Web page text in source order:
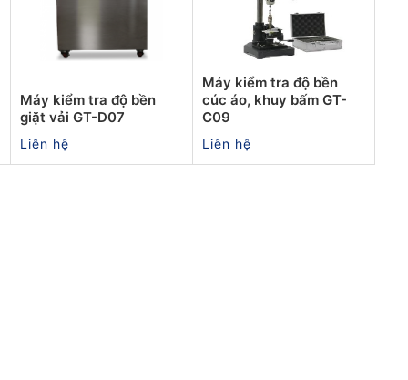
Máy kiểm tra độ bền
giặt vải GT-D07
Liên hệ
Máy kiểm tra độ bền
cúc áo, khuy bấm GT-
C09
Liên hệ